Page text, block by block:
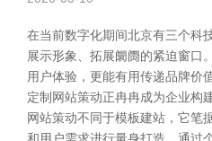
在当前数字化期间北京有三个科
展示形象、拓展阛阓的紧迫窗口
用户体验，更能有用传递品牌价
定制网站策动正冉冉成为企业构
网站策动不同于模板建站，它笔